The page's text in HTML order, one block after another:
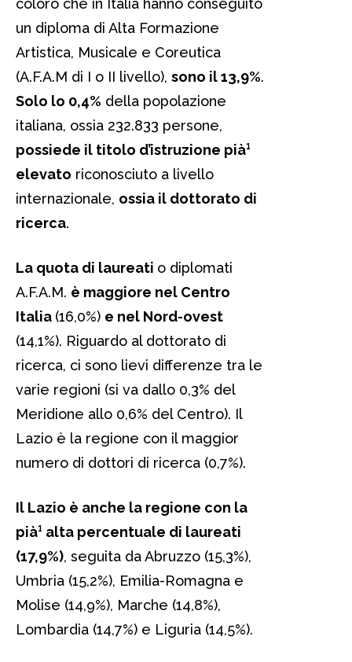
coloro che in Italia hanno conseguito
un diploma di Alta Formazione
Artistica, Musicale e Coreutica
(A.F.A.M di I o II livello), sono il 13,9%.
Solo lo 0,4% della popolazione
italiana, ossia 232.833 persone,
possiede il titolo d’istruzione pià¹
elevato riconosciuto a livello
internazionale, ossia il dottorato di
ricerca.
La quota di laureati o diplomati
A.F.A.M. è maggiore nel Centro
Italia (16,0%) e nel Nord-ovest
(14,1%). Riguardo al dottorato di
ricerca, ci sono lievi differenze tra le
varie regioni (si va dallo 0,3% del
Meridione allo 0,6% del Centro). Il
Lazio è la regione con il maggior
numero di dottori di ricerca (0,7%).
Il Lazio è anche la regione con la
pià¹ alta percentuale di laureati
(17,9%), seguita da Abruzzo (15,3%),
Umbria (15,2%), Emilia-Romagna e
Molise (14,9%), Marche (14,8%),
Lombardia (14,7%) e Liguria (14,5%).